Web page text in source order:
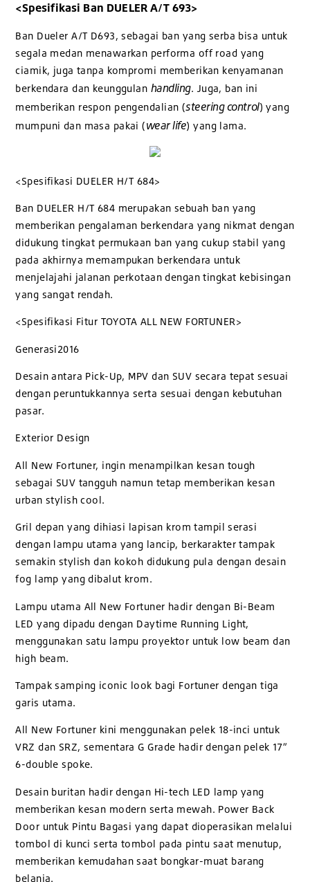
<Spesifikasi Ban DUELER A/T 693>
Ban Dueler A/T D693, sebagai ban yang serba bisa untuk
segala medan menawarkan performa off road yang
ciamik, juga tanpa kompromi memberikan kenyamanan
berkendara dan keunggulan handling. Juga, ban ini
memberikan respon pengendalian (steering control) yang
mumpuni dan masa pakai (wear life) yang lama.
<Spesifikasi DUELER H/T 684>
Ban DUELER H/T 684 merupakan sebuah ban yang
memberikan pengalaman berkendara yang nikmat dengan
didukung tingkat permukaan ban yang cukup stabil yang
pada akhirnya memampukan berkendara untuk
menjelajahi jalanan perkotaan dengan tingkat kebisingan
yang sangat rendah.
<Spesifikasi Fitur TOYOTA ALL NEW FORTUNER>
Generasi2016
Desain antara Pick-Up, MPV dan SUV secara tepat sesuai
dengan peruntukkannya serta sesuai dengan kebutuhan
pasar.
Exterior Design
All New Fortuner, ingin menampilkan kesan tough
sebagai SUV tangguh namun tetap memberikan kesan
urban stylish cool.
Gril depan yang dihiasi lapisan krom tampil serasi
dengan lampu utama yang lancip, berkarakter tampak
semakin stylish dan kokoh didukung pula dengan desain
fog lamp yang dibalut krom.
Lampu utama All New Fortuner hadir dengan Bi-Beam
LED yang dipadu dengan Daytime Running Light,
menggunakan satu lampu proyektor untuk low beam dan
high beam.
Tampak samping iconic look bagi Fortuner dengan tiga
garis utama.
All New Fortuner kini menggunakan pelek 18-inci untuk
VRZ dan SRZ, sementara G Grade hadir dengan pelek 17”
6-double spoke.
Desain buritan hadir dengan Hi-tech LED lamp yang
memberikan kesan modern serta mewah. Power Back
Door untuk Pintu Bagasi yang dapat dioperasikan melalui
tombol di kunci serta tombol pada pintu saat menutup,
memberikan kemudahan saat bongkar-muat barang
belanja.